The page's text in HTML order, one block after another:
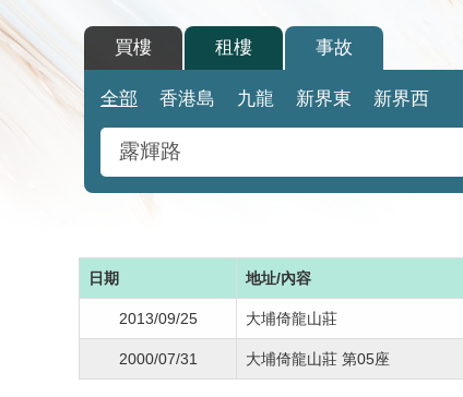
買樓 租樓 事故
全部 香港島 九龍 新界東 新界西
日期 地址/內容
2013/09/25 大埔倚龍山莊
2000/07/31 大埔倚龍山莊 第05座